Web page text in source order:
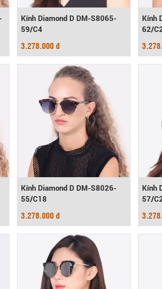
Kính Diamond D DM-S8065-
59/C4
3.278.000 đ
Kính
62/
Kính Diamond D DM-S8026-
55/C18
3.278.000 đ
Kính
57/